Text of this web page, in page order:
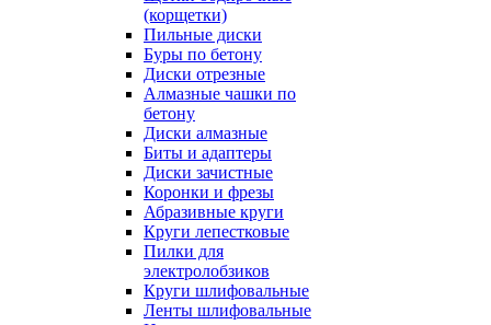
(корщетки)
Пильные диски
Буры по бетону
Диски отрезные
Алмазные чашки по
бетону
Диски алмазные
Биты и адаптеры
Диски зачистные
Коронки и фрезы
Абразивные круги
Круги лепестковые
Пилки для
электролобзиков
Круги шлифовальные
Ленты шлифовальные